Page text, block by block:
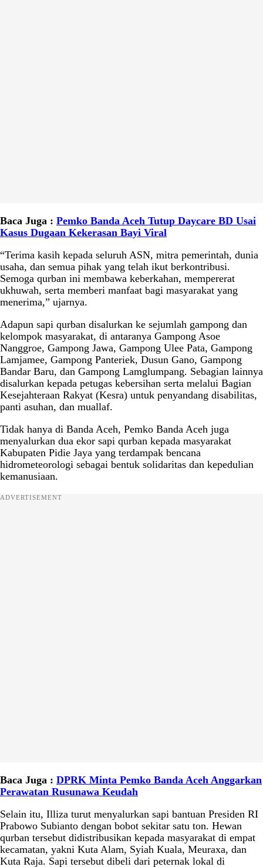
Baca Juga : Pemko Banda Aceh Tutup Daycare BD Usai
Kasus Dugaan Kekerasan Bayi Viral
“Terima kasih kepada seluruh ASN, mitra pemerintah, dunia
usaha, dan semua pihak yang telah ikut berkontribusi.
Semoga qurban ini membawa keberkahan, mempererat
ukhuwah, serta memberi manfaat bagi masyarakat yang
menerima,” ujarnya.
Adapun sapi qurban disalurkan ke sejumlah gampong dan
kelompok masyarakat, di antaranya Gampong Asoe
Nanggroe, Gampong Jawa, Gampong Ulee Pata, Gampong
Lamjamee, Gampong Panteriek, Dusun Gano, Gampong
Bandar Baru, dan Gampong Lamglumpang. Sebagian lainnya
disalurkan kepada petugas kebersihan serta melalui Bagian
Kesejahteraan Rakyat (Kesra) untuk penyandang disabilitas,
panti asuhan, dan muallaf.
Tidak hanya di Banda Aceh, Pemko Banda Aceh juga
menyalurkan dua ekor sapi qurban kepada masyarakat
Kabupaten Pidie Jaya yang terdampak bencana
hidrometeorologi sebagai bentuk solidaritas dan kepedulian
kemanusiaan.
ADVERTISEMENT
Baca Juga : DPRK Minta Pemko Banda Aceh Anggarkan
Perawatan Rusunawa Keudah
Selain itu, Illiza turut menyalurkan sapi bantuan Presiden RI
Prabowo Subianto dengan bobot sekitar satu ton. Hewan
qurban tersebut didistribusikan kepada masyarakat di empat
kecamatan, yakni Kuta Alam, Syiah Kuala, Meuraxa, dan
Kuta Raja. Sapi tersebut dibeli dari peternak lokal di